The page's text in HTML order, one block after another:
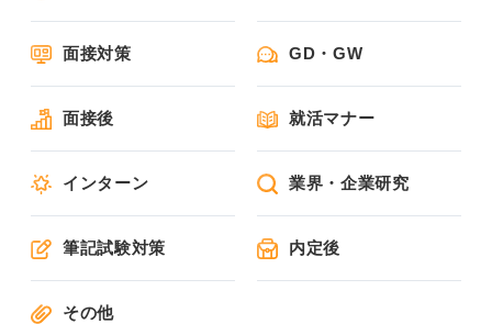
面接対策 GD・GW
面接後 就活マナー
インターン 業界・企業研究
筆記試験対策 内定後
その他